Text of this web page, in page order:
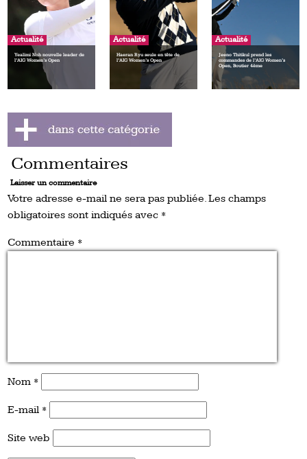
Actualité
Yealimi Noh nouvelle leader de
l’AIG Women’s Open
Actualité
Haeran Ryu seule en tête de
l’AIG Women’s Open
Actualité
Jeeno Thitikul prend les
commandes de l’AIG Women’s
Open, Boutier 4ème
Commentaires
Laisser un commentaire
Votre adresse e-mail ne sera pas publiée.Les champs
obligatoires sont indiqués avec *
Commentaire *
Nom *
E-mail *
Site web